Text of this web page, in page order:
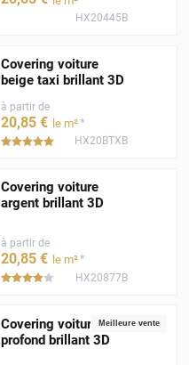
HX20445B
Covering voiture
beige taxi brillant 3D
à partir de
20,85 € le m²*
*****HX20BTXB
Covering voiture
argent brillant 3D
à partir de
20,85 € le m²*
***** HX20877B
Meilleure vente
Covering voiture noir
profond brillant 3D